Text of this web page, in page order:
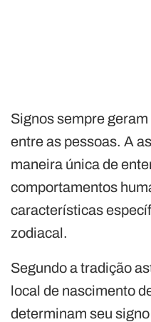
Signos sempre
entre as pessoas. A
maneira única de
comportamentos
características
zodiacal.
Segundo a tradição
local de nascimento
determinam seu